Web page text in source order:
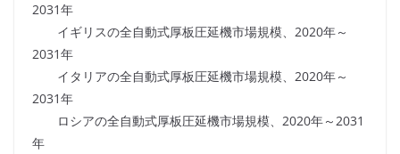
2031年
イギリスの全自動式厚板圧延機市場規模、2020年～
2031年
イタリアの全自動式厚板圧延機市場規模、2020年～
2031年
ロシアの全自動式厚板圧延機市場規模、2020年～2031
年